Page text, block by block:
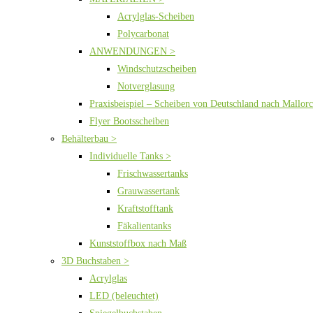
Acrylglas-Scheiben
Polycarbonat
ANWENDUNGEN >
Windschutzscheiben
Notverglasung
Praxisbeispiel – Scheiben von Deutschland nach
Flyer Bootsscheiben
Behälterbau >
Individuelle Tanks >
Frischwassertanks
Grauwassertank
Kraftstofftank
Fäkalientanks
Kunststoffbox nach Maß
3D Buchstaben >
Acrylglas
LED (beleuchtet)